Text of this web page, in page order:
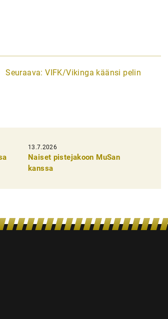
Seuraava: VIFK/Vikinga käänsi pelin
13.7.2026
Naiset pistejakoon MuSan
kanssa